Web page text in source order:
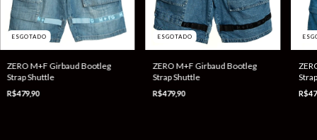
ESGOTADO
ZERO M+F Girbaud Bootleg
Strap Shuttle
R$479,90
ESGOTADO
ZERO M+F Girbaud Bootleg
Strap Shuttle
R$479,90